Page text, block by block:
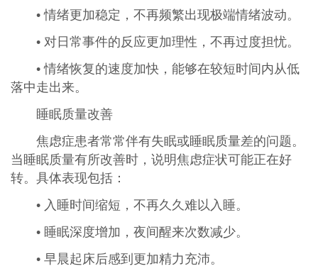
• 情绪更加稳定，不再频繁出现极端情绪波动。
• 对日常事件的反应更加理性，不再过度担忧。
• 情绪恢复的速度加快，能够在较短时间内从低
落中走出来。
睡眠质量改善
焦虑症患者常常伴有失眠或睡眠质量差的问题。
当睡眠质量有所改善时，说明焦虑症状可能正在好
转。具体表现包括：
• 入睡时间缩短，不再久久难以入睡。
• 睡眠深度增加，夜间醒来次数减少。
• 早晨起床后感到更加精力充沛。